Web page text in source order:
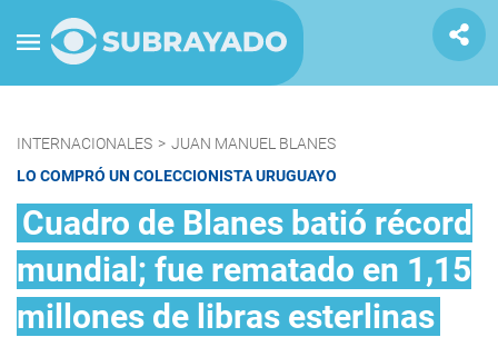
INTERNACIONALES > JUAN MANUEL BLANES
LO COMPRÓ UN COLECCIONISTA URUGUAYO
Cuadro de Blanes batió récord
mundial; fue rematado en 1,15
millones de libras esterlinas